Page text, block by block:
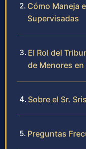
Cómo Maneja
Supervisadas
El Rol del
de Menores
Sobre el Sr.
Preguntas